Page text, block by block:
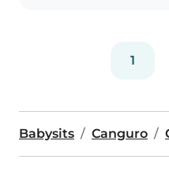
1
Babysits Canguro